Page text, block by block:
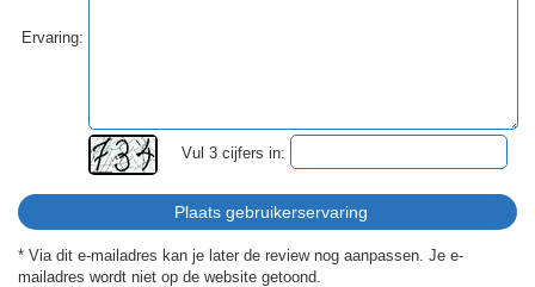
Ervaring:
Vul 3 cijfers in:
* Via dit e-mailadres kan je later de review nog aanpassen. Je e-
mailadres wordt niet op de website getoond.